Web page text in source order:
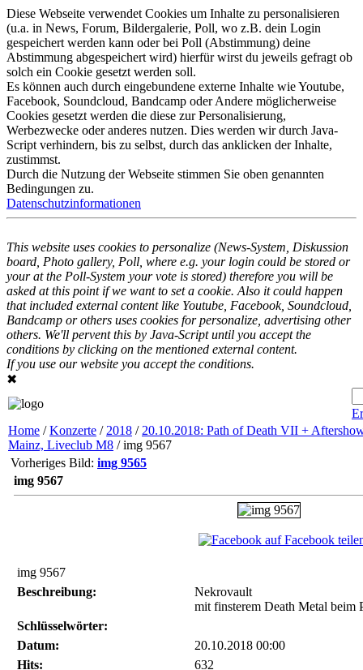
Diese Webseite verwendet Cookies um Inhalte zu personalisieren
(u.a. in News, Forum, Bildergalerie, Poll, wo z.B. dein Login
gespeichert werden kann oder bei Poll (Abstimmung) deine
Abstimmung abgespeichert wird) hierfür wirst du jeweils gefragt ob
solch ein Cookie gesetzt werden soll.
Es können auch durch eingebundene externe Inhalte wie Youtube,
Facebook, Soundcloud, Bandcamp oder Andere möglicherweise
Cookies gesetzt werden die diese zur Personalisierung,
Werbezwecke oder anderes nutzen. Dies werden wir durch Java-
Script verhindern, bis zu selbst, durch das anklicken der Inhalte,
zustimmst.
Durch die Nutzung der Webseite stimmen Sie oben genannten
Bedingungen zu.
Datenschutzinformationen
This website uses cookies to personalize (News-System, Diskussion
board, Photo gallery, Poll, where e.g. your login could be stored or
your at the Poll-System your vote is stored) therefore you will be
asked at this point if we want to set a cookie. Also it could happen
that included external content like Youtube, Facebook, Soundcloud,
Bandcamp or others uses cookies for personalize, advertising other
others. We'll pervent this by Java-Script until you accept the
conditions by clicking on the mentioned external content.
If you use our website you accept the conditions.
✖
Home /Konzerte / 2018 / 20.10.2018: Path of Death VII +
Mainz, Liveclub M8 / img 9567
Vorheriges Bild: img 9565
img 9567
auf Facebook
img 9567
Beschreibung:
Nekrovault
mit finsterem Death Metal beim
Schlüsselwörter:
Datum:
20.10.2018 00:00
Hits:
632